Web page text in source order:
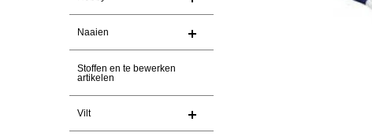
Naaien
Stoffen en te bewerken
artikelen
Vilt